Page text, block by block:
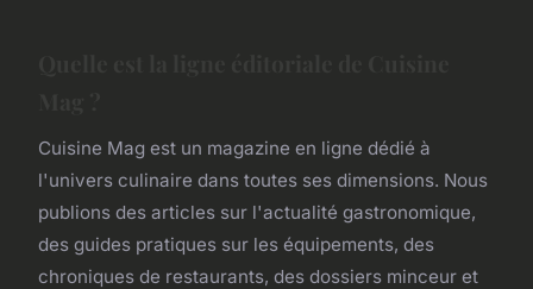
Cuisine Mag est un magazine en ligne dédié à
l'univers culinaire dans toutes ses dimensions. Nous
publions des articles sur l'actualité gastronomique,
des guides pratiques sur les équipements, des
chroniques de restaurants, des dossiers minceur et